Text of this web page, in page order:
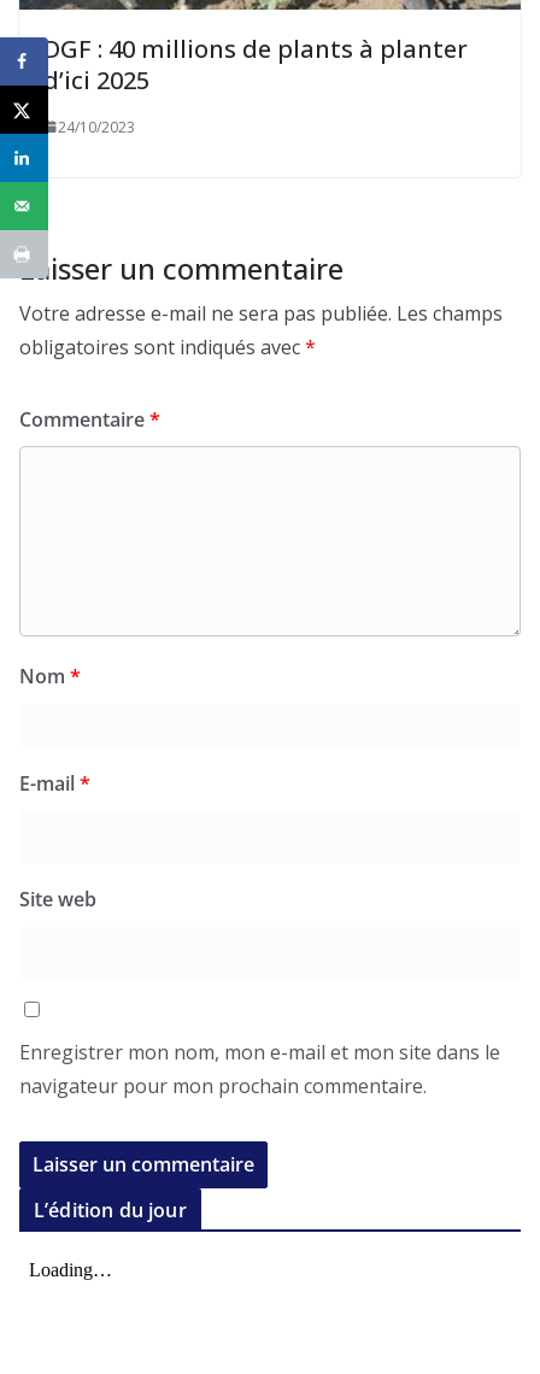
DGF : 40 millions de plants à planter
d’ici 2025
24/10/2023
Laisser un commentaire
Votre adresse e-mail ne sera pas publiée. Les champs
obligatoires sont indiqués avec*
Commentaire*
Nom *
E-mail*
Site web
Enregistrer mon nom, mon e-mail et mon site dans le
navigateur pour mon prochain commentaire.
L’édition du jour